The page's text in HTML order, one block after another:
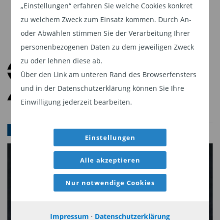
„Einstellungen“ erfahren Sie welche Cookies konkret
zu welchem Zweck zum Einsatz kommen. Durch An-
oder Abwählen stimmen Sie der Verarbeitung Ihrer
personenbezogenen Daten zu dem jeweiligen Zweck
zu oder lehnen diese ab.
Über den Link am unteren Rand des Browserfensters
und in der Datenschutzerklärung können Sie Ihre
Einwilligung jederzeit bearbeiten.
Einstellungen
Alle akzeptieren
Nur notwendige Cookies
Impressum · Datenschutzerklärung
niedrigeren Wachstumserwartungen geprägten
globalen Umfeld solide risikoadjustierte Renditen
Die Global Equity Plus AI Strategie von Smart
Wealth stösst dabei auf besonderes Interesse, da
sie tägliche Liquidität, eine disziplinierte, KI-
gestützte Portfoliokonstruktion und eine Sharia-
konforme Struktur miteinander verbindet. Damit
hat sich die Strategie als attraktiver Weg für
Investoren der Region positioniert, die
langfristiges Kapitalwachstum anstreben und
zugleich mit den lokalen Anlage- und
Compliance-Anforderungen im Einklang bleiben
Weiter